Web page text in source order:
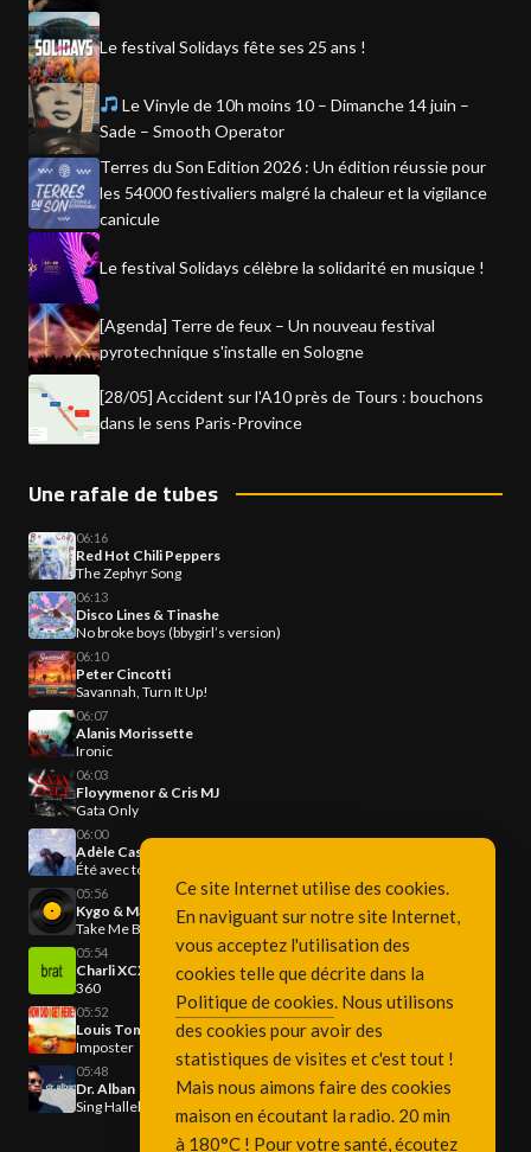
Le festival Solidays fête ses 25 ans !
Le Vinyle de 10h moins 10 – Dimanche 14 juin –
Sade – Smooth Operator
Terres du Son Edition 2026 : Un édition réussie pour
les 54000 festivaliers malgré la chaleur et la vigilance
canicule
Le festival Solidays célèbre la solidarité en musique !
[Agenda] Terre de feux – Un nouveau festival
pyrotechnique s'installe en Sologne
[28/05] Accident sur l'A10 près de Tours : bouchons
dans le sens Paris-Province
Une rafale de tubes
06:16
Red Hot Chili Peppers
The Zephyr Song
06:13
Disco Lines & Tinashe
No broke boys (bbygirl’s version)
06:10
Peter Cincotti
Savannah, Turn It Up!
06:07
Alanis Morissette
Ironic
06:03
Floyymenor & Cris MJ
Gata Only
06:00
Adèle Castillon
Été avec toi
05:56
Kygo & Max McNown
Take Me Back
05:54
Charli XCX
360
05:52
Louis Tomlinson
Imposter
05:48
Dr. Alban
Sing Hallelujah!
Ce site Internet utilise des cookies.
En naviguant sur notre site Internet,
vous acceptez l'utilisation des
cookies telle que décrite dans la
Politique de cookies. Nous utilisons
des cookies pour avoir des
statistiques de visites et c'est tout !
Mais nous aimons faire des cookies
maison en écoutant la radio. 20 min
à 180°C ! Pour votre santé, écoutez